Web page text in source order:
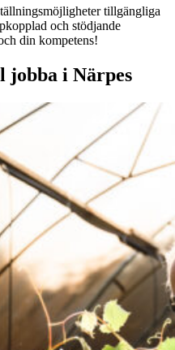
tillgängliga
och stödjande
din kompetens!
jobba i Närpes